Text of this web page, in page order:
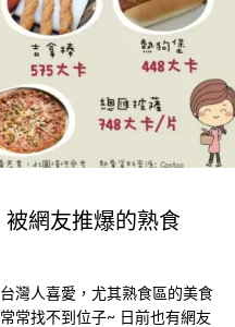
網友推爆的熟食
灣人喜愛，尤其熟食區的美食
常找不到位子~ 日前也有網友